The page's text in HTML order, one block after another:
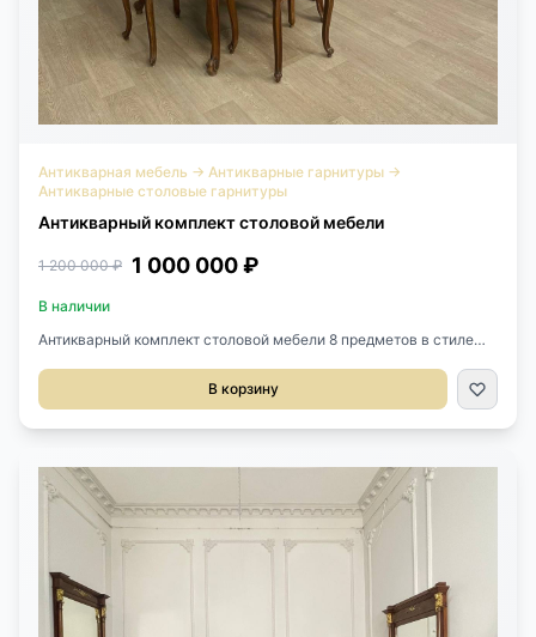
Антикварная мебель → Антикварные гарнитуры →
Антикварные столовые гарнитуры
Антикварный комплект столовой мебели
1 200 000 ₽ 1 000 000 ₽
В наличии
Антикварный комплект столовой мебели 8 предметов в стиле
массива ореха. Оригинальные стекла с фигурным фацетом.
Оригинальная бронзовая фурнитура. Овальный обеденный стол
В корзину